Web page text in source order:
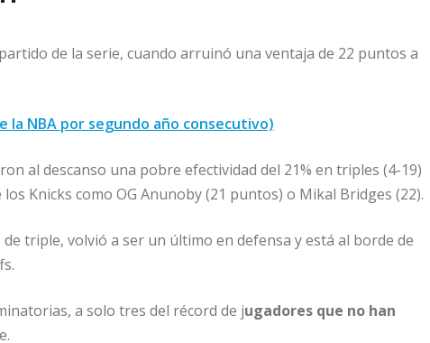
de la serie, cuando arruinó una ventaja de 22 puntos a
la NBA por segundo año consecutivo)
al descanso una pobre efectividad del 21% en triples (4-19)
Knicks como OG Anunoby (21 puntos) o Mikal Bridges (22).
triple, volvió a ser un último en defensa y está al borde de
a solo tres del récord de jugadores que no han